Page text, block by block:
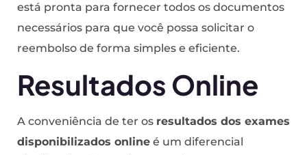
está pronta para fornecer todos os documentos
necessários para que você possa solicitar o
reembolso de forma simples e eficiente.
Resultados Online
A conveniência de ter os resultados dos exames
disponibilizados online é um diferencial